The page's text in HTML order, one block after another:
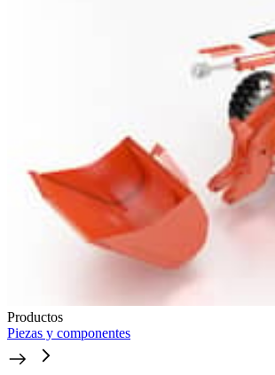
Productos
Piezas y componentes